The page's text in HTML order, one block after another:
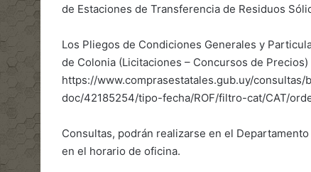
de Estaciones de Transferencia de Residuos
Los Pliegos de Condiciones Generales y
de Colonia (Licitaciones – Concursos de
https://www.comprasestatales.gub.uy/
doc/42185254/tipo-fecha/ROF/filtro-cat/CAT/
Consultas, podrán realizarse en el
en el horario de oficina.